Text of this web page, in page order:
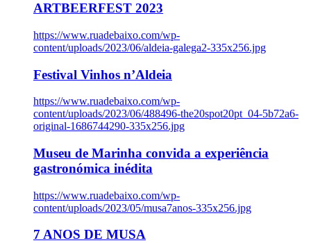
ARTBEERFEST 2023
https://www.ruadebaixo.com/wp-
content/uploads/2023/06/aldeia-galega2-335x256.jpg
Festival Vinhos n’Aldeia
https://www.ruadebaixo.com/wp-
content/uploads/2023/06/488496-the20spot20pt_04-5b72a6-
original-1686744290-335x256.jpg
Museu de Marinha convida a experiência
gastronómica inédita
https://www.ruadebaixo.com/wp-
content/uploads/2023/05/musa7anos-335x256.jpg
7 ANOS DE MUSA